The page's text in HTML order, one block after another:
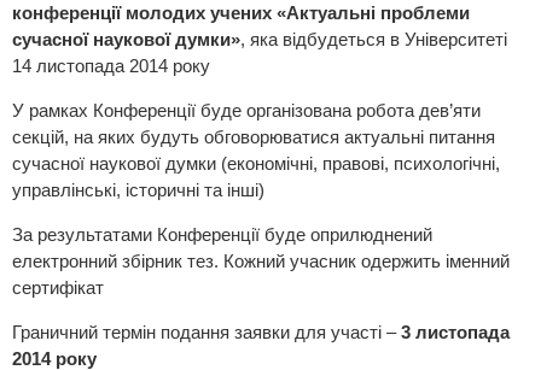
конференції молодих учених «Актуальні проблеми
сучасної наукової думки», яка відбудеться в Університеті
14 листопада 2014 року
У рамках Конференції буде організована робота дев’яти
секцій, на яких будуть обговорюватися актуальні питання
сучасної наукової думки (економічні, правові, психологічні,
управлінські, історичні та інші)
За результатами Конференції буде оприлюднений
електронний збірник тез. Кожний учасник одержить іменний
сертифікат
Граничний термін подання заявки для участі –3 листопада
2014 року